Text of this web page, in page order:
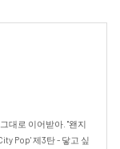
대로 이어받아. "왠지
Pop' 제3탄 - 닿고 싶